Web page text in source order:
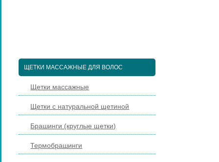
ЩЕТКИ МАССАЖНЫЕ ДЛЯ ВОЛОС
Щетки массажные
Щетки с натуральной щетиной
Брашинги (круглые щетки)
Термобрашинги